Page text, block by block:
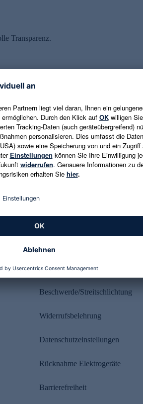
Transparenz.
in
E-Mail-Adresse eingeben
Es gelten die Datenschutzrichtlinien
Rechtliches
Beschwerde/Streitschlichtung
Widerrufsbelehrung
Datenschutzeinstellungen
Rücknahme Elektrogeräte
Barrierefreiheit